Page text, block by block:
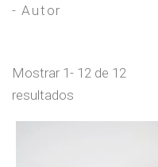
- Autor
Mostrar 1- 12 de 12
resultados